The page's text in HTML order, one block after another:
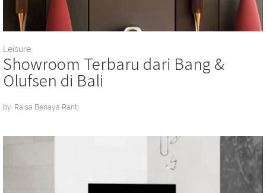
Leisure
Showroom Terbaru dari Bang &
Olufsen di Bali
by: Raisa Benaya Ranti